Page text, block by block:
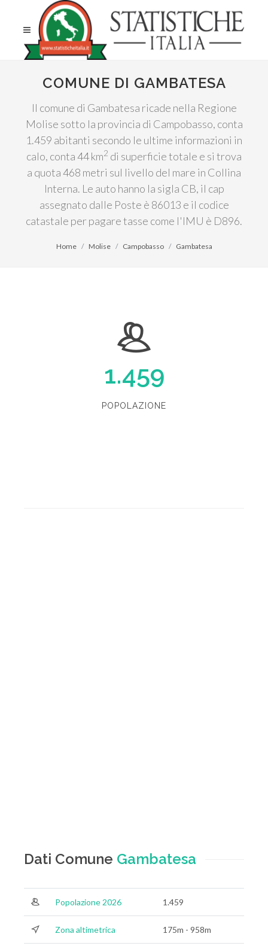
COMUNE DI GAMBATESA
Il comune di Gambatesa ricade nella Regione
Molise sotto la provincia di Campobasso, conta
1.459 abitanti secondo le ultime informazioni in
calo, conta 44 km2 di superficie totale e si trova
a quota 468 metri sul livello del mare in Collina
Interna. Le auto hanno la sigla CB, il cap
assegnato dalle Poste è 86013 e il codice
catastale per pagare tasse come l'IMU è D896.
Home Molise Campobasso Gambatesa
1.459
POPOLAZIONE
Dati Comune Gambatesa
Popolazione 2026 1.459
Zona altimetrica 175m - 958m